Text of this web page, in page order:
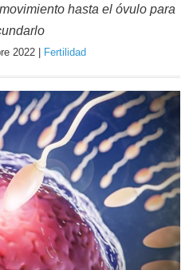
hasta el óvulo para
2022 | Fertilidad